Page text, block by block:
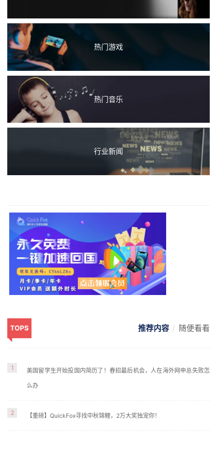
热门游戏
热门音乐
行业新闻
TOPS 推荐内容 随便看看
1 美国留学生开始投国内简历了！春招最后机会，人在海外网申总失败怎
么办
2 【重磅】QuickFox寻找中秋锦鲤，2万大奖独宠你！